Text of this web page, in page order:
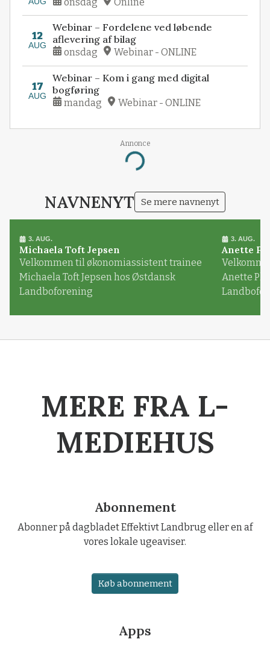
12
AUG
Webinar – Fordelene ved løbende
aflevering af bilag
onsdag Webinar - ONLINE
17
AUG
Webinar – Kom i gang med digital
bogføring
mandag Webinar - ONLINE
Annonce
Loading...
NAVNENYT Se mere navnenyt
3. AUG.
Michaela Toft Jepsen
Velkommen til økonomiassistent trainee
Michaela Toft Jepsen hos Østdansk
Landboforening
3. AUG.
Anette
Anette
MERE FRA L-
MEDIEHUS
Abonnement
Abonner på dagbladet Effektivt Landbrug eller en af
vores lokale ugeaviser.
Køb abonnement
Apps